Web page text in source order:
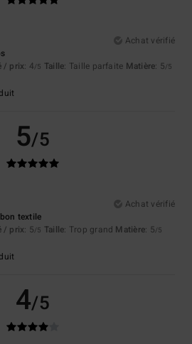
Achat vérifié
/ prix: 4/5 Taille: Taille parfaite Matière: 5/5
5/5
Achat vérifié
textile
/ prix: 5/5 Taille: Trop grand Matière: 5/5
4/5